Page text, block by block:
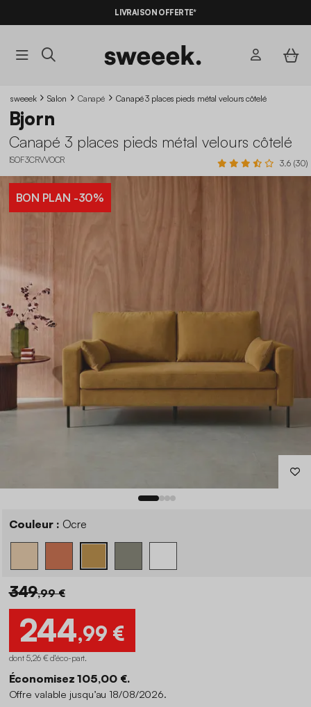
BONS PLANS* AVEC LECODE SUMMER10
LIVRAISON OFFERTE*
sweeek Salon Canapé Canapé 3 places pieds métal velours côtelé
Bjorn
Canapé 3 places pieds métal velours côtelé
ISOF3CRVVOCR 3.6 (30)
BON PLAN -30%
Couleur : Ocre
349,99 €
244,99 €
dont 5,26 € d'éco-part.
Économisez 105,00 €.
Offre valable jusqu’au 18/08/2026.